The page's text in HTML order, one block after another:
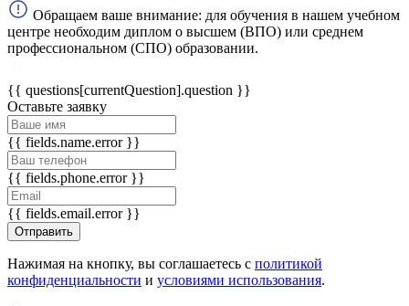
Обращаем ваше внимание: для обучения в нашем учебном
центре необходим диплом о высшем (ВПО) или среднем
профессиональном (СПО) образовании.
{{ questions[currentQuestion].question }}
Оставьте заявку
{{ fields.name.error }}
{{ fields.phone.error }}
{{ fields.email.error }}
Отправить
Нажимая на кнопку, вы соглашаетесь с политикой
конфиденциальности и условиями использования.
online
Свяжитесь с нами через любой удобный
мессенджер!
WhatsApp
Max